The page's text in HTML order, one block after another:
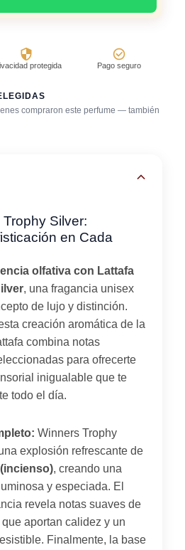
protegida Pago seguro
compraron este perfume — también
Silver:
en Cada
olfativa con Lattafa
, una fragancia unisex
de lujo y distinción.
creación aromática de la
combina notas
para ofrecerte
inigualable que te
todo el día.
Winners Trophy
explosión refrescante de
, creando una
y especiada. El
revela notas suaves de
que aportan calidez y un
Finalmente, la base